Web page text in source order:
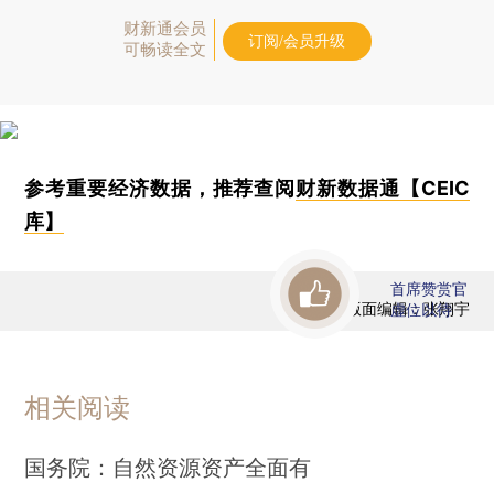
财新通会员
可畅读全文
订阅/会员升级
参考重要经济数据，推荐查阅 财新数据通【CEIC
库】
版面编辑：张翔宇
首席赞赏官
虚位以待
相关阅读
国务院：自然资源资产全面有